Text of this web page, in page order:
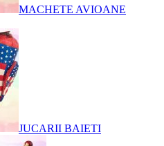
MACHETE AVIOANE
JUCARII BAIETI